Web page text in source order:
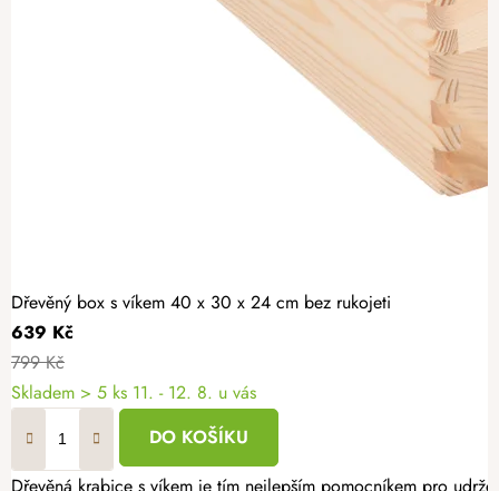
Dřevěný box s víkem 40 x 30 x 24 cm bez rukojeti
639 Kč
799 Kč
Skladem > 5 ks 11. - 12. 8. u vás
DO KOŠÍKU